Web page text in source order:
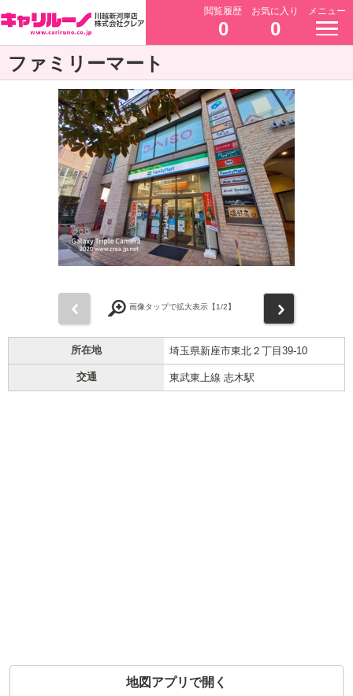
閲覧履歴
0
お気に入り
0
メニュー
ファミリーマート
画像タップで拡大表示【1/2】
所在地 埼玉県新座市東北２丁目39-10
交通 東武東上線 志木駅
地図アプリで開く